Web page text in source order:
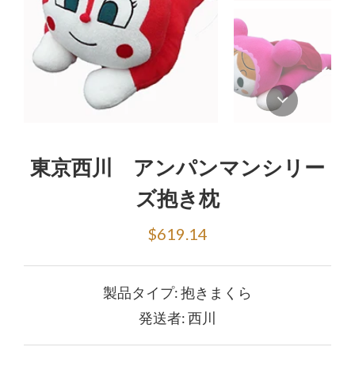
東京西川 アンパンマンシリー
ズ抱き枕
$619.14
製品タイプ:抱きまくら
発送者:西川